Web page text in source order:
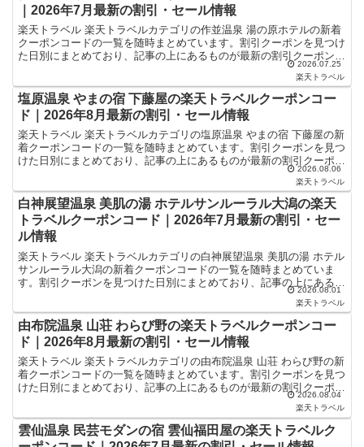
｜2026年7月最新の割引・セール情報
楽天トラベル 楽天トラベルカテゴリの作並温泉 湯の原ホテルの新着
クーポンコードの一覧を随時まとめています。割引クーポンを見つけ
た日別にまとめており、記事の上にあるものが最新の割引クーポンに
なります。ホテル・旅館宿泊の予約などで使えるクーポン...2026.07.25
楽天トラベル
塩原温泉 やまの宿 下藤屋の楽天トラベルクーポンコー
ド｜2026年8月最新の割引・セール情報
楽天トラベル 楽天トラベルカテゴリの塩原温泉 やまの宿 下藤屋の新
着クーポンコードの一覧を随時まとめています。割引クーポンを見つ
けた日別にまとめており、記事の上にあるものが最新の割引クーポン
になります。ホテル・旅館宿泊の予約などで使えるクー... 2026.08.06
楽天トラベル
白神展望温泉 美肌の湯 ホテルサンルーラル大潟の楽天
トラベルクーポンコード｜2026年7月最新の割引・セー
ル情報
楽天トラベル 楽天トラベルカテゴリの白神展望温泉 美肌の湯 ホテル
サンルーラル大潟の新着クーポンコードの一覧を随時まとめていま
す。割引クーポンを見つけた日別にまとめており、記事の上にあるも
のが最新の割引クーポンになります。ホテル・旅館宿泊の...2026.08.01
楽天トラベル
由布院温泉 山荘 わらび野の楽天トラベルクーポンコー
ド｜2026年8月最新の割引・セール情報
楽天トラベル 楽天トラベルカテゴリの由布院温泉 山荘 わらび野の新
着クーポンコードの一覧を随時まとめています。割引クーポンを見つ
けた日別にまとめており、記事の上にあるものが最新の割引クーポン
になります。ホテル・旅館宿泊の予約などで使えるクー... 2026.08.04
楽天トラベル
雲仙温泉 民芸モダンの宿 雲仙福田屋の楽天トラベルク